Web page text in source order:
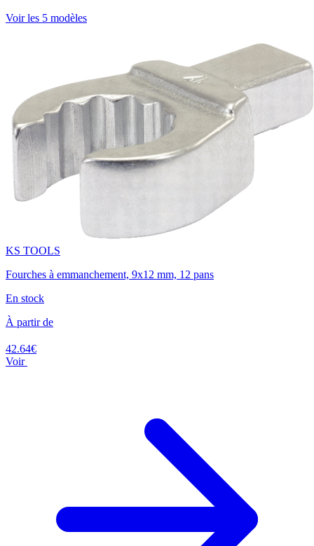
Voir les 5 modèles
KS TOOLS
Fourches à emmanchement, 9x12 mm, 12 pans
En stock
À partir de
42.64€
Voir